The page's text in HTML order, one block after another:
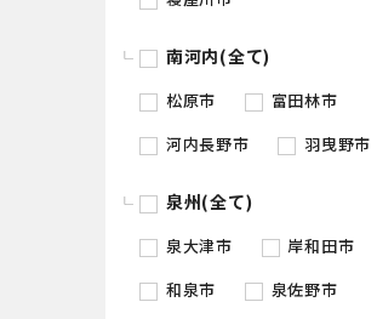
南河内(全て)
松原市
富田林市
河内長野市
羽曳野市
泉州(全て)
泉大津市
岸和田市
和泉市
泉佐野市